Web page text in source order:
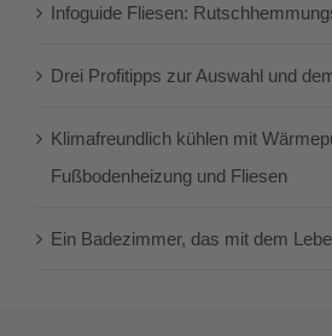
Infoguide Fliesen:
Drei Profitipps zur Auswahl und
Klimafreundlich kühlen mit
Fußbodenheizung und Fliesen
Ein Badezimmer, das mit dem